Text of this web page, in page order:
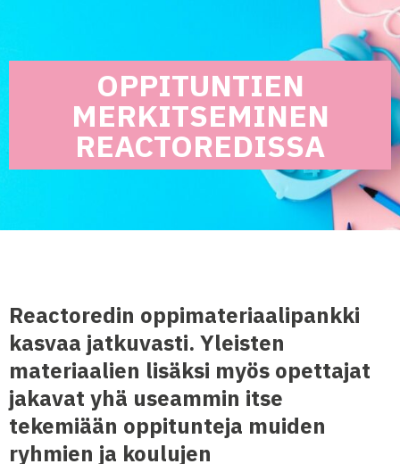
OPPITUNTIEN
MERKITSEMINEN
REACTOREDISSA
Reactoredin oppimateriaalipankki
kasvaa jatkuvasti. Yleisten
materiaalien lisäksi myös opettajat
jakavat yhä useammin itse
tekemiään oppitunteja muiden
ryhmien ja koulujen